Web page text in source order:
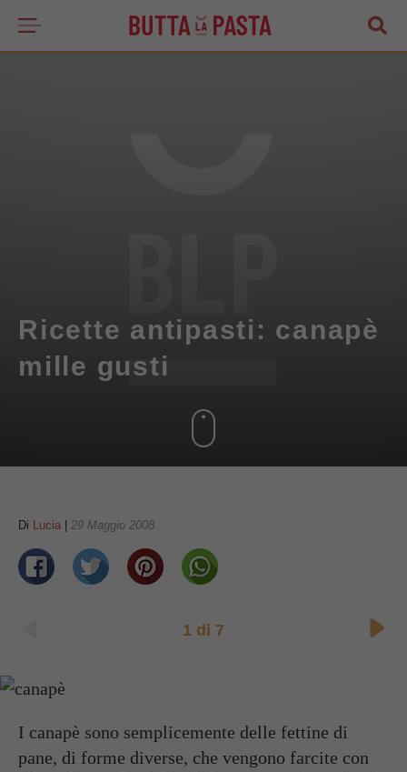
Ricette antipasti: canapè
mille gusti
Di Lucia 29 Maggio 2008
1 di 7
I canapè sono semplicemente delle fettine di
pane, di forme diverse, che vengono farcite con